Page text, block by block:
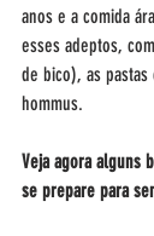
anos e a comida
esses adeptos,
de bico), as pastas
hommus.
Veja agora alguns
se prepare para